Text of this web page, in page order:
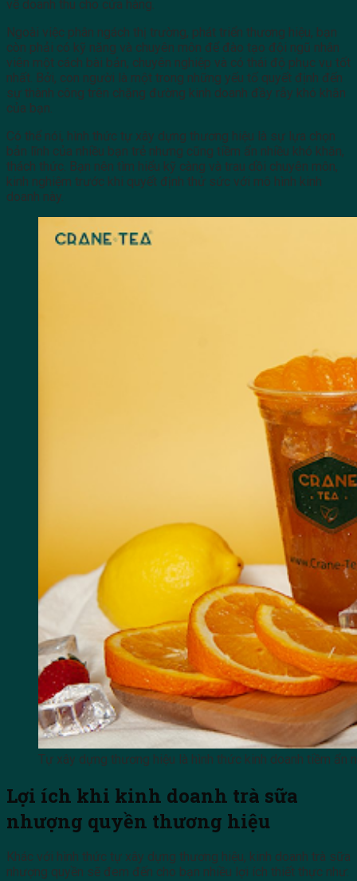
về doanh thu cho cửa hàng.
Ngoài việc phân ngách thị trường, phát triển thương hiệu, bạn
còn phải có kỹ năng và chuyên môn để đào tạo đội ngũ nhân
viên một cách bài bản, chuyên nghiệp và có thái độ phục vụ tốt
nhất. Bởi, con người là một trong những yếu tố quyết định đến
sự thành công trên chặng đường kinh doanh đầy rẫy khó khăn
của bạn.
Có thể nói, hình thức tự xây dựng thương hiệu là sự lựa chọn
bản lĩnh của nhiều bạn trẻ nhưng cũng tiềm ẩn nhiều khó khăn,
thách thức. Bạn nên tìm hiểu kỹ càng và trau dồi chuyên môn,
kinh nghiệm trước khi quyết định thử sức với mô hình kinh
doanh này.
Tự xây dựng thương hiệu là hình thức kinh doanh tiềm ẩn
Lợi ích khi kinh doanh trà sữa
nhượng quyền thương hiệu
Khác với hình thức tự xây dựng thương hiệu, kinh doanh trà sữa
nhượng quyền sẽ đem đến cho bạn nhiều lợi ích thiết thực như: